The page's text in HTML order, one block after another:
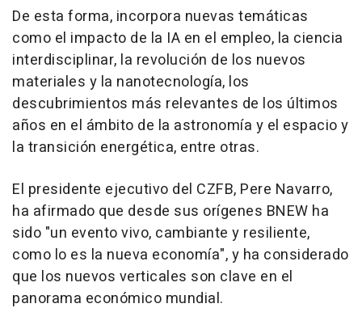
De esta forma, incorpora nuevas temáticas
como el impacto de la IA en el empleo, la ciencia
interdisciplinar, la revolución de los nuevos
materiales y la nanotecnología, los
descubrimientos más relevantes de los últimos
años en el ámbito de la astronomía y el espacio y
la transición energética, entre otras.
El presidente ejecutivo del CZFB, Pere Navarro,
ha afirmado que desde sus orígenes BNEW ha
sido "un evento vivo, cambiante y resiliente,
como lo es la nueva economía", y ha considerado
que los nuevos verticales son clave en el
panorama económico mundial.